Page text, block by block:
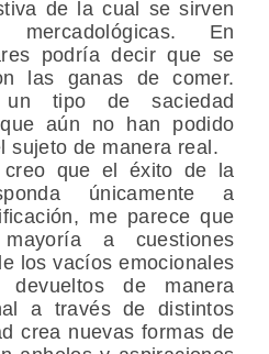
de la cual se sirven
mercadológicas. En
podría decir que se
las ganas de comer.
un tipo de saciedad
aún no han podido
sujeto de manera real.
que el éxito de la
únicamente a
me parece que
a cuestiones
los vacíos emocionales
de manera
a través de distintos
crea nuevas formas de